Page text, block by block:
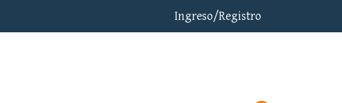
Ingreso/Registro